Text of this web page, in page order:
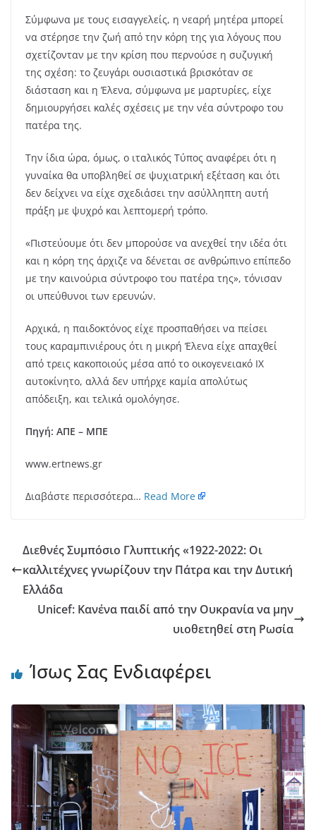
Σύμφωνα με τους εισαγγελείς, η νεαρή μητέρα μπορεί
να στέρησε την ζωή από την κόρη της για λόγους που
σχετίζονταν με την κρίση που περνούσε η συζυγική
της σχέση: το ζευγάρι ουσιαστικά βρισκόταν σε
διάσταση και η Έλενα, σύμφωνα με μαρτυρίες, είχε
δημιουργήσει καλές σχέσεις με την νέα σύντροφο του
πατέρα της.
Την ίδια ώρα, όμως, ο ιταλικός Τύπος αναφέρει ότι η
γυναίκα θα υποβληθεί σε ψυχιατρική εξέταση και ότι
δεν δείχνει να είχε σχεδιάσει την ασύλληπτη αυτή
πράξη με ψυχρό και λεπτομερή τρόπο.
«Πιστεύουμε ότι δεν μπορούσε να ανεχθεί την ιδέα ότι
και η κόρη της άρχιζε να δένεται σε ανθρώπινο επίπεδο
με την καινούρια σύντροφο του πατέρα της», τόνισαν
οι υπεύθυνοι των ερευνών.
Αρχικά, η παιδοκτόνος είχε προσπαθήσει να πείσει
τους καραμπινιέρους ότι η μικρή Έλενα είχε απαχθεί
από τρεις κακοποιούς μέσα από το οικογενειακό ΙΧ
αυτοκίνητο, αλλά δεν υπήρχε καμία απολύτως
απόδειξη, και τελικά ομολόγησε.
Πηγή: ΑΠΕ – ΜΠΕ
www.ertnews.gr
Διαβάστε περισσότερα… Read More
Διεθνές Συμπόσιο Γλυπτικής «1922-2022: Οι
καλλιτέχνες γνωρίζουν την Πάτρα και την Δυτική
Ελλάδα
Unicef: Κανένα παιδί από την Ουκρανία να μην
υιοθετηθεί στη Ρωσία
Ίσως Σας Ενδιαφέρει